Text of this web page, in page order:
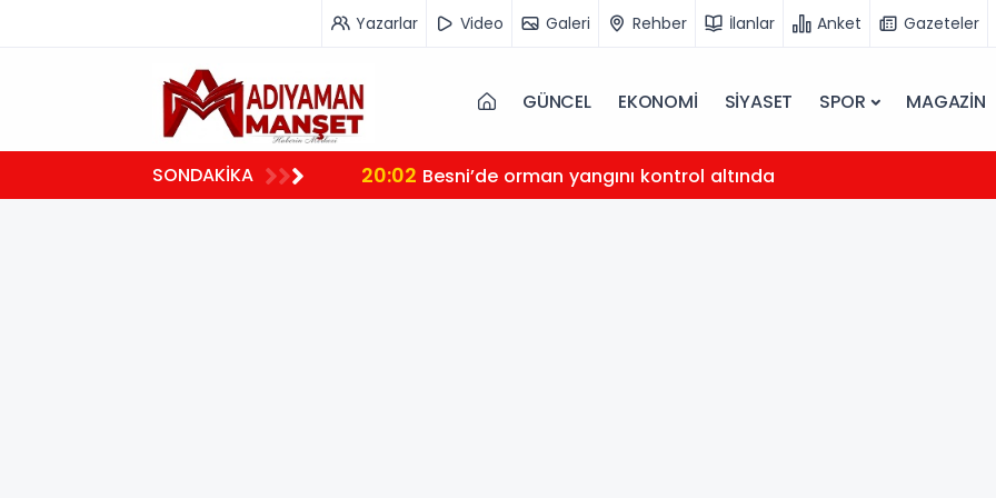
Yazarlar Video Galeri Rehber İlanlar Anket Gazeteler
GÜNCEL EKONOMİ SİYASET SPOR MAGAZİN
SONDAKİKA 20:02 Besni’de orman yangını kontrol altında